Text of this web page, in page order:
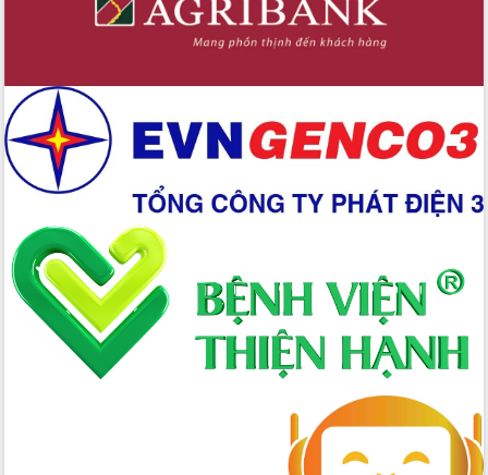
Chuyển đổi số 'mở đường' cho nông
nghiệp Đắk Lắk tăng trưởng bứt phá
đai
Ứng dụng sinh trắc học - Bước tiến
trong hành trình chuyển đổi số tại Đắk
Lắk
Đắk Lắk nâng cao hiệu quả công tác
Đảng từ Sổ tay đảng viên điện tử
Đắk Lắk đẩy mạnh nuôi biển công
nghệ, hướng tới phát triển thủy sản
bền vững
Tập huấn nâng cao năng lực triển khai
chuyển đổi số cho cán bộ, công chức